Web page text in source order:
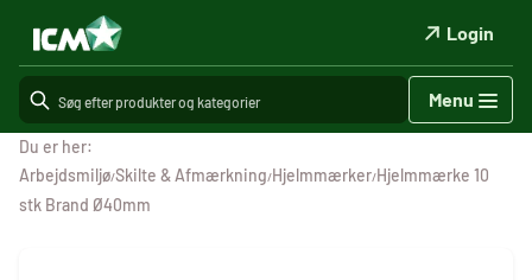
Login
Menu
Du er her:
Arbejdsmiljø/Skilte & Afmærkning/Hjelmmærker/Hjelmmærke 10
stk Brand Ø40mm